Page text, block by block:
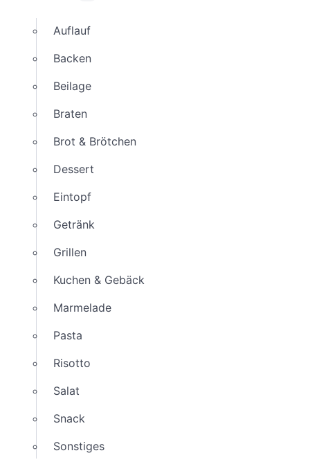
Auflauf
Backen
Beilage
Braten
Brot & Brötchen
Dessert
Eintopf
Getränk
Grillen
Kuchen & Gebäck
Marmelade
Pasta
Risotto
Salat
Snack
Sonstiges